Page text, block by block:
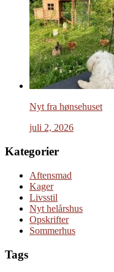
Nyt fra hønsehuset
juli 2, 2026
Kategorier
Aftensmad
Kager
Livsstil
Nyt helårshus
Opskrifter
Sommerhus
Tags